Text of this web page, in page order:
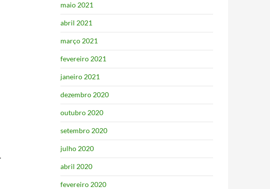
maio 2021
abril 2021
março 2021
fevereiro 2021
janeiro 2021
dezembro 2020
outubro 2020
setembro 2020
julho 2020
abril 2020
fevereiro 2020